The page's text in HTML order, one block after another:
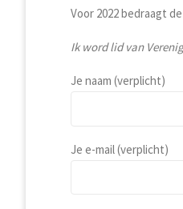
Voor 2022 bedraagt
Ik word lid van
Je naam (verplicht)
Je e-mail (verplicht)